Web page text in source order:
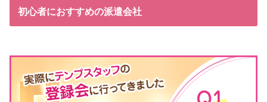
初心者におすすめの派遣会社